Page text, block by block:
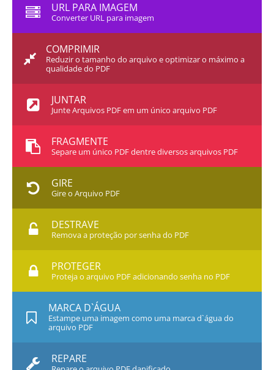
URL PARA IMAGEM
Converter URL para imagem
COMPRIMIR
Reduzir o tamanho do arquivo e optimizar o máximo a
qualidade do PDF
JUNTAR
Junte Arquivos PDF em um único arquivo PDF
FRAGMENTE
Separe um único PDF dentre diversos arquivos PDF
GIRE
Gire o Arquivo PDF
DESTRAVE
Remova a proteção por senha do PDF
PROTEGER
Proteja o arquivo PDF adicionando senha no PDF
MARCA D`ÁGUA
Estampe uma imagem como uma marca d`água do
arquivo PDF
REPARE